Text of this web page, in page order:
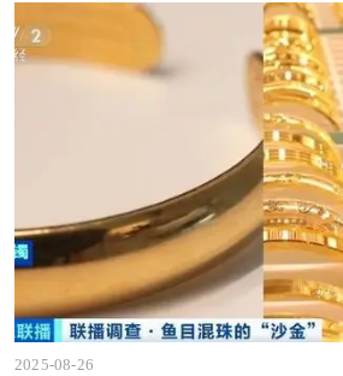
2025-08-26